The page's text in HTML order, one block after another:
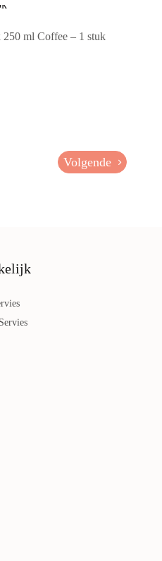
ml Coffee – 1 stuk
Volgende